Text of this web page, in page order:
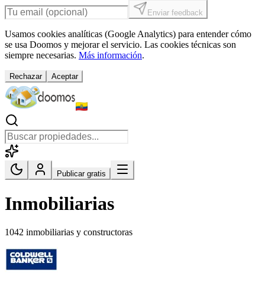
Enviar feedback
Usamos cookies analíticas (Google Analytics) para entender cómo
se usa Doomos y mejorar el servicio. Las cookies técnicas son
siempre necesarias. Más información.
Rechazar Aceptar
Publicar gratis
Inmobiliarias
1042 inmobiliarias y constructoras